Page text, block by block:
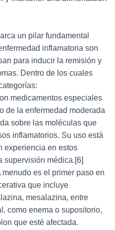
un pilar fundamental
inflamatoria son
para inducir la remisión y
Dentro de los cuales
medicamentos especiales
de la enfermedad moderada
sobre las moléculas que
inflamatorios. Su uso está
experiencia en estos
supervisión médica.[6]
es el primer paso en
que incluye
mesalazina, entre
como enema o supositorio,
que esté afectada.